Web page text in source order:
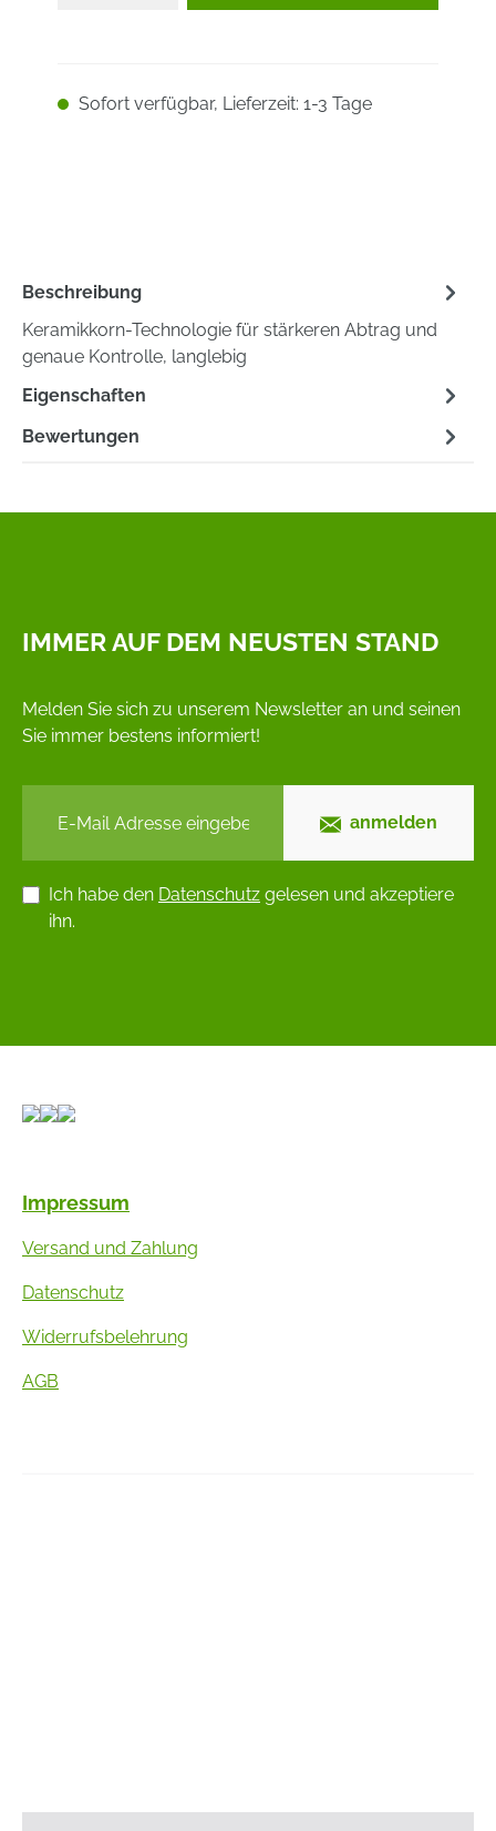
Sofort verfügbar, Lieferzeit: 1-3 Tage
Beschreibung
Keramikkorn-Technologie für stärkeren Abtrag und
genaue Kontrolle, langlebig
Eigenschaften
Bewertungen
IMMER AUF DEM NEUSTEN STAND
Melden Sie sich zu unserem Newsletter an und seinen
Sie immer bestens informiert!
anmelden
Ich habe den Datenschutz gelesen und akzeptiere
ihn.
Impressum
Versand und Zahlung
Datenschutz
Widerrufsbelehrung
AGB